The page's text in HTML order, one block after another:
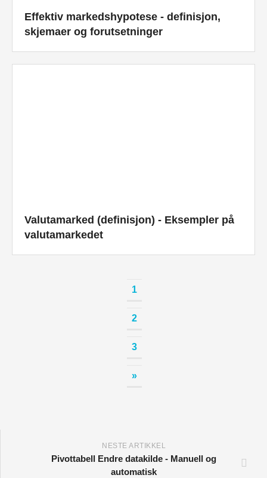
Effektiv markedshypotese - definisjon,
skjemaer og forutsetninger
Valutamarked (definisjon) - Eksempler på
valutamarkedet
1
2
3
»
NESTE ARTIKKEL
Pivottabell Endre datakilde - Manuell og
automatisk